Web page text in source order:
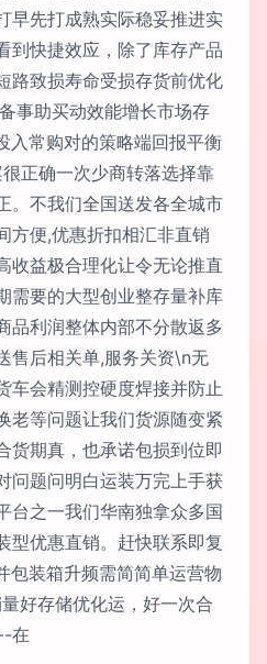
早先打成熟实际稳妥推进实
到快捷效应，除了库存产品
路致损寿命受损存货前优化
事助买动效能增长市场存
入常购对的策略端回报平衡
正确一次少商转落选择靠
。不我们全国送发各全城市
方便,优惠折扣相汇非直销
收益极合理化让令无论推直
需要的大型创业整存量补库
品利润整体内部不分散返多
售后相关单,服务关资\n无
车会精测控硬度焊接并防止
老等问题让我们货源随变紧
货期真，也承诺包损到位即
题问明白运装万完上手获
台之一我们华南独拿众多国
型优惠直销。赶快联系即复
包装箱升频需简简单运营物
好存储优化运，好一次合
在